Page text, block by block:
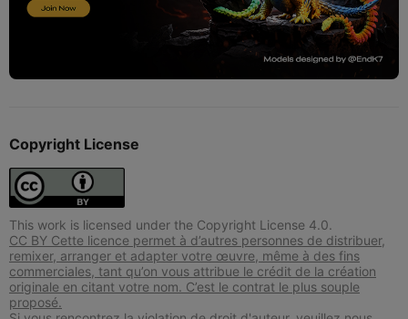
Copyright License
This work is licensed under the Copyright License 4.0.
CC BY Cette licence permet à d’autres personnes de distribuer,
remixer, arranger et adapter votre œuvre, même à des fins
commerciales, tant qu’on vous attribue le crédit de la création
originale en citant votre nom. C’est le contrat le plus souple
proposé.